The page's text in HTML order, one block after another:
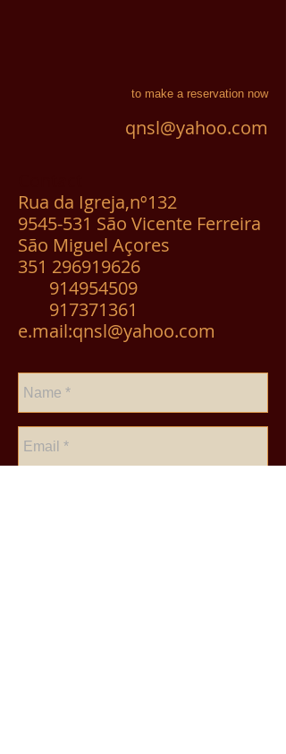
to make a reservation now
qnsl@yahoo.com
Rua da Igreja,nº132
9545-531 São Vicente Ferreira
São Miguel Açores
351 296919626
914954509
917371361
e.mail:qnsl@yahoo.com